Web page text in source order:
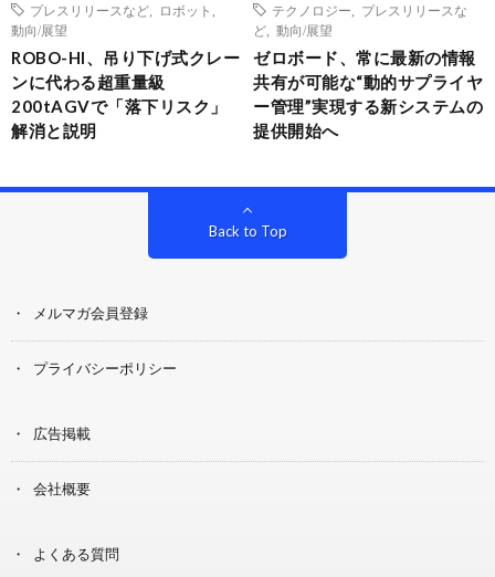
プレスリリースなど
ロボット
動向/展望
ROBO-HI、吊り下げ式クレー
ンに代わる超重量級
200tAGVで「落下リスク」
解消と説明
テクノロジー
プレスリリースな
ど
動向/展望
ゼロボード、常に最新の情報
共有が可能な“動的サプライヤ
ー管理”実現する新システムの
提供開始へ
Back to Top
メルマガ会員登録
プライバシーポリシー
広告掲載
会社概要
よくある質問